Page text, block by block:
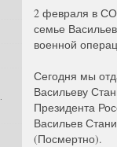
2 февраля в
семье
военной
Сегодня мы
Васильеву
Президента
Васильев
(Посмертно).